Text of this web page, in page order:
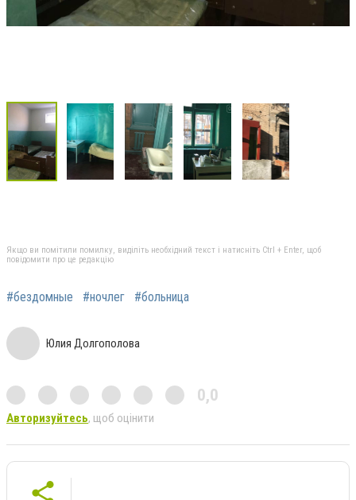
Якщо ви помітили помилку, виділіть необхідний текст і натисніть Ctrl + Enter, щоб
повідомити про це редакцію
#бездомные #ночлег #больница
Юлия Долгополова
0,0
Авторизуйтесь, щоб оцінити